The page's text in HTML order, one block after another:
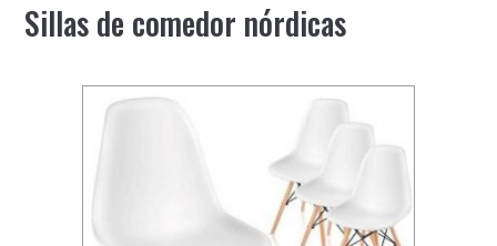
Sillas de comedor nórdicas